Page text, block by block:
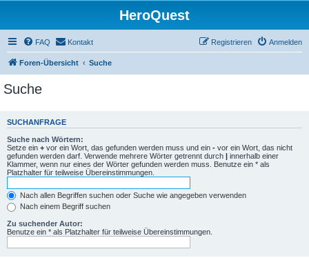
HeroQuest
FAQ Kontakt Anmelden
Registrieren
Foren-Übersicht Suche
Suche
SUCHANFRAGE
Suche nach Wörtern:
Setze ein + vor ein Wort, das gefunden werden muss und ein - vor ein Wort, das nicht
gefunden werden darf. Verwende mehrere Wörter getrennt durch | innerhalb einer
Klammer, wenn nur eines der Wörter gefunden werden muss. Benutze ein * als
Platzhalter für teilweise Übereinstimmungen.
Nach allen Begriffen suchen oder Suche wie angegeben verwenden
Nach einem Begriff suchen
Zu suchender Autor:
Benutze ein * als Platzhalter für teilweise Übereinstimmungen.